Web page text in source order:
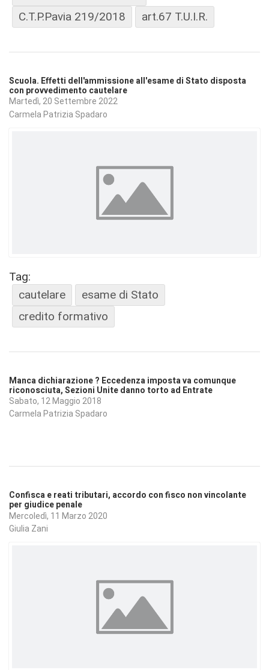
C.T.P.Pavia 219/2018
art.67 T.U.I.R.
Scuola. Effetti dell'ammissione all'esame di Stato disposta
con provvedimento cautelare
Martedì, 20 Settembre 2022
Carmela Patrizia Spadaro
Tag:
cautelare
esame di Stato
credito formativo
Manca dichiarazione ? Eccedenza imposta va comunque
riconosciuta, Sezioni Unite danno torto ad Entrate
Sabato, 12 Maggio 2018
Carmela Patrizia Spadaro
Confisca e reati tributari, accordo con fisco non vincolante
per giudice penale
Mercoledì, 11 Marzo 2020
Giulia Zani